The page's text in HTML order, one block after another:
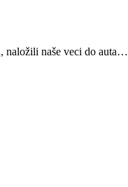
naložili naše veci do auta…